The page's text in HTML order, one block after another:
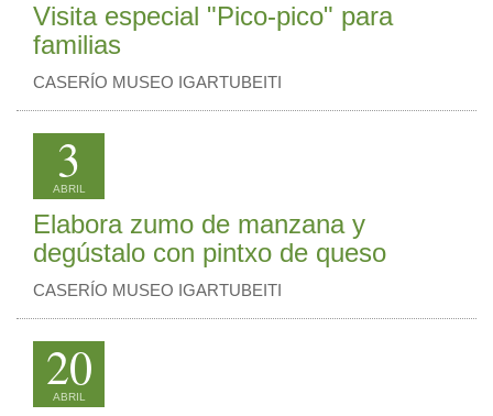
Visita especial "Pico-pico" para
familias
CASERÍO MUSEO IGARTUBEITI
3
ABRIL
Elabora zumo de manzana y
degústalo con pintxo de queso
CASERÍO MUSEO IGARTUBEITI
20
ABRIL